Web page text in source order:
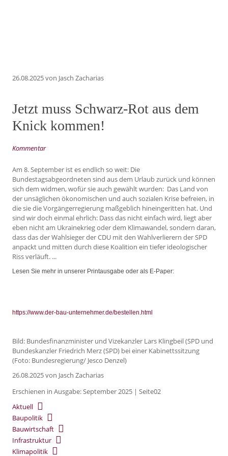
26.08.2025von Jasch Zacharias
Jetzt muss Schwarz-Rot aus dem
Knick kommen!
Kommentar
Am 8. September ist es endlich so weit: Die
Bundestagsabgeordneten sind aus dem Urlaub zurück und können
sich dem widmen, wofür sie auch gewählt wurden: Das Land von
der unsäglichen ökonomischen und auch sozialen Krise befreien, in
die sie die Vorgängerregierung maßgeblich hineingeritten hat. Und
sind wir doch einmal ehrlich: Dass das nicht einfach wird, liegt aber
eben nicht am Ukrainekrieg oder dem Klimawandel, sondern daran,
dass das der Wahlsieger der CDU mit den Wahlverlierern der SPD
anpackt und mitten durch diese Koalition ein tiefer ideologischer
Riss verläuft. ...
Lesen Sie mehr in unserer Printausgabe oder als E-Paper:
https://www.der-bau-unternehmer.de/bestellen.html
Bild: Bundesfinanzminister und Vizekanzler Lars Klingbeil (SPD und
Bundeskanzler Friedrich Merz (SPD) bei einer Kabinettssitzung
(Foto: Bundesregierung/ Jesco Denzel)
26.08.2025von Jasch Zacharias
Erschienen in Ausgabe: September 2025 | Seite02
Aktuell
Baupolitik
Bauwirtschaft
Infrastruktur
Klimapolitik